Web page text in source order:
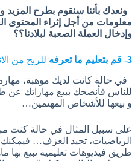
ونعدك بأننا سنقوم بطرح المزيد
معلومات من أجل إثراء المحتوى
وإدخال العملة الصعبة لبلادنا؟؟
3- قم بتعليم ما تعرفه
للربح من
في حالة كانت لديك موهبة،
للناس فأنصحك ببيع مهاراتك عن
و بيعها للأشخاص المهتمين…
على سبيل المثال في حالة كنت
الرياضيات، تجيد العزف…
طريق فيديوهات تعليمية تبيع بها